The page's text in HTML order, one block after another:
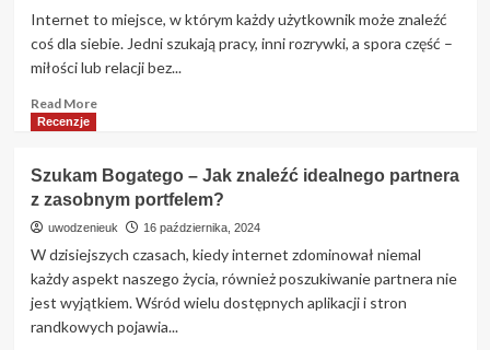
sponsoraszukam.pl
miejsce
na
wsparcia?
Internet to miejsce, w którym każdy użytkownik może znaleźć
coś dla siebie. Jedni szukają pracy, inni rozrywki, a spora część –
miłości lub relacji bez...
Read MoreRead
–
Opinie
o
Portalu:
Jakie
Są
Zalety
i
Recenzje
Szukam Bogatego – Jak znaleźć idealnego partnera
z zasobnym portfelem?
uwodzenieuk 16 października, 2024
W dzisiejszych czasach, kiedy internet zdominował niemal
każdy aspekt naszego życia, również poszukiwanie partnera nie
jest wyjątkiem. Wśród wielu dostępnych aplikacji i stron
randkowych pojawia...